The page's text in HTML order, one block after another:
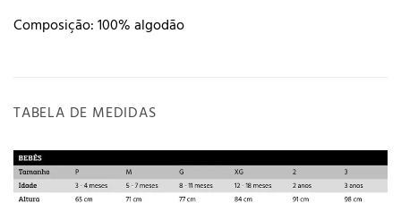
Composição: 100% algodão
TABELA DE MEDIDAS